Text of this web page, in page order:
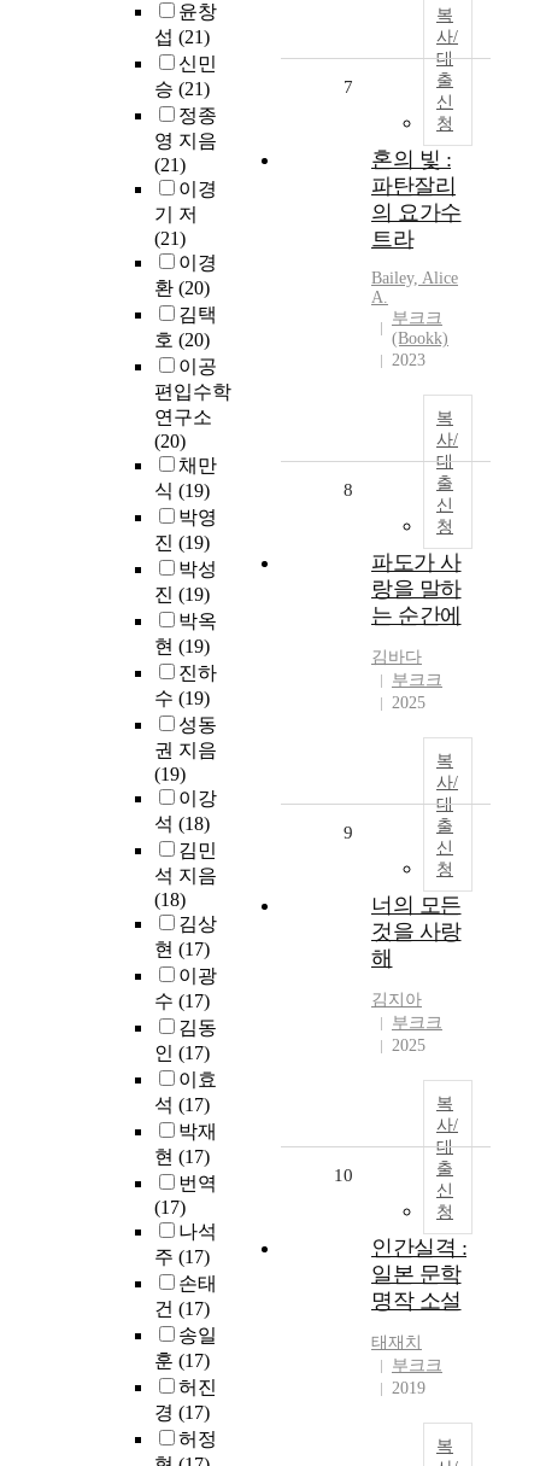
윤창
섭 (21)
신민
승 (21)
정종
영 지음
(21)
이경
기 저
(21)
이경
환 (20)
김택
호 (20)
이공
편입수학
연구소
(20)
채만
식 (19)
박영
진 (19)
박성
진 (19)
박옥
현 (19)
진하
수 (19)
성동
권 지음
(19)
이강
석 (18)
김민
석 지음
(18)
김상
현 (17)
이광
수 (17)
김동
인 (17)
이효
석 (17)
박재
현 (17)
번역
(17)
나석
주 (17)
손태
건 (17)
송일
훈 (17)
허진
경 (17)
허정
복
사/
대
출
신
청
7
혼의 빛 :
파탄잘리
의 요가수
트라
Bailey, Alice
A.
부크크
(Bookk)
2023
복
사/
대
출
신
청
8
파도가 사
랑을 말하
는 순간에
김바다
부크크
2025
복
사/
대
출
신
청
9
너의 모든
것을 사랑
해
김지아
부크크
2025
복
사/
대
출
신
청
10
인간실격 :
일본 문학
명작 소설
태재치
부크크
2019
복